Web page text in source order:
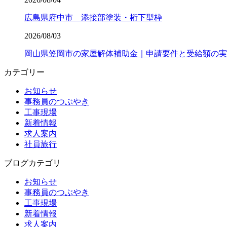
広島県府中市 添接部塗装・桁下型枠
2026/08/03
岡山県笠岡市の家屋解体補助金｜申請要件と受給額の
カテゴリー
お知らせ
事務員のつぶやき
工事現場
新着情報
求人案内
社員旅行
ブログカテゴリ
お知らせ
事務員のつぶやき
工事現場
新着情報
求人案内